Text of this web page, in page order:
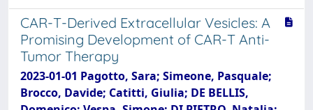
CAR-T-Derived Extracellular Vesicles: A
Promising Development of CAR-T Anti-
Tumor Therapy
2023-01-01 Pagotto, Sara; Simeone, Pasquale;
Brocco, Davide; Catitti, Giulia; DE BELLIS,